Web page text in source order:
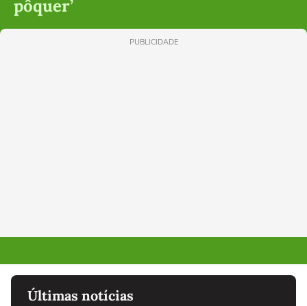
pôquer’
PUBLICIDADE
Últimas notícias